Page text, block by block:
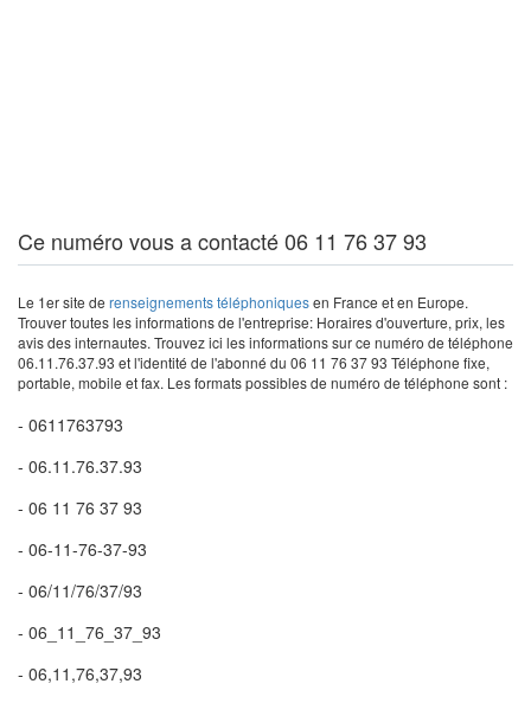
Ce numéro vous a contacté 06 11 76 37 93
Le 1er site de renseignements téléphoniquesen France et en Europe.
Trouver toutes les informations de l'entreprise: Horaires d'ouverture, prix, les
avis des internautes. Trouvez ici les informations sur ce numéro de téléphone
06.11.76.37.93 et l'identité de l'abonné du 06 11 76 37 93 Téléphone fixe,
portable, mobile et fax. Les formats possibles de numéro de téléphone sont :
- 0611763793
- 06.11.76.37.93
- 06 11 76 37 93
- 06-11-76-37-93
- 06/11/76/37/93
- 06_11_76_37_93
- 06,11,76,37,93